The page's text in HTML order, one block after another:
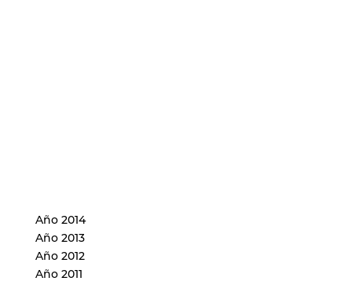
Año 2014
Año 2013
Año 2012
Año 2011